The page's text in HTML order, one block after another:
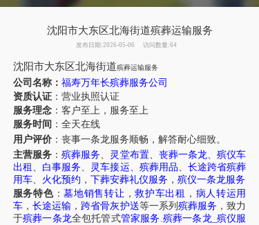
沈阳市大东区北海街道殡葬运输服务
发布日期:2026-05-06 访问数量:64
沈阳市大东区北海街道殡葬运输服务
公司名称： 福寿万年长殡葬服务公司
资质认证：营业执照认证
服务理念：客户至上，服务至上
服务时间 ：全天在线
用户评价：丧事一条龙服务顺畅，解答耐心细致。
主营服务 ：殡葬服务、 灵堂布置、 丧葬一条龙、殡仪车
出租 、 白事服务、 灵车接运、 殡葬用品、 长途跨省殡葬
用车、 火化预约 ， 下葬安葬礼仪服务 ， 殡仪一条龙服务
服务特色：墓地销售转让 ，救护车出租 ， 病人转运用
车， 长途运输 ，跨省骨灰护送等一系列 殡葬服务 ，致力
于殡葬一条龙全包托管式管家服务 .殡葬一条龙_ 殡仪服